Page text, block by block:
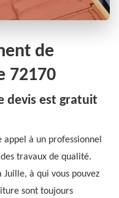
de
72170
devis est gratuit
à un professionnel
travaux de qualité.
à qui vous pouvez
sont toujours